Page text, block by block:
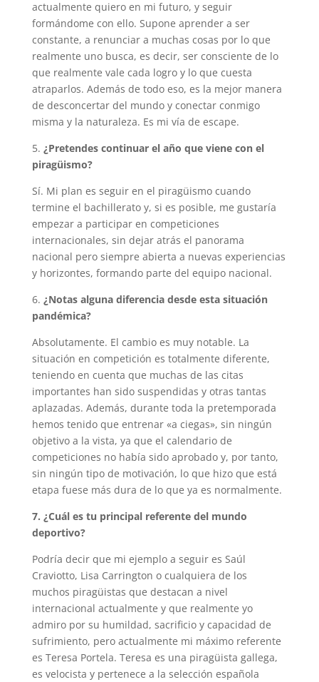
actualmente quiero en mi futuro, y seguir
formándome con ello. Supone aprender a ser
constante, a renunciar a muchas cosas por lo que
realmente uno busca, es decir, ser consciente de lo
que realmente vale cada logro y lo que cuesta
atraparlos. Además de todo eso, es la mejor manera
de desconcertar del mundo y conectar conmigo
misma y la naturaleza. Es mi vía de escape.
5. ¿Pretendes continuar el año que viene con el
piragüismo?
Sí. Mi plan es seguir en el piragüismo cuando
termine el bachillerato y, si es posible, me gustaría
empezar a participar en competiciones
internacionales, sin dejar atrás el panorama
nacional pero siempre abierta a nuevas experiencias
y horizontes, formando parte del equipo nacional.
6. ¿Notas alguna diferencia desde esta situación
pandémica?
Absolutamente. El cambio es muy notable. La
situación en competición es totalmente diferente,
teniendo en cuenta que muchas de las citas
importantes han sido suspendidas y otras tantas
aplazadas. Además, durante toda la pretemporada
hemos tenido que entrenar «a ciegas», sin ningún
objetivo a la vista, ya que el calendario de
competiciones no había sido aprobado y, por tanto,
sin ningún tipo de motivación, lo que hizo que está
etapa fuese más dura de lo que ya es normalmente.
7. ¿Cuál es tu principal referente del mundo
deportivo?
Podría decir que mi ejemplo a seguir es Saúl
Craviotto, Lisa Carrington o cualquiera de los
muchos piragüistas que destacan a nivel
internacional actualmente y que realmente yo
admiro por su humildad, sacrificio y capacidad de
sufrimiento, pero actualmente mi máximo referente
es Teresa Portela. Teresa es una piragüista gallega,
es velocista y pertenece a la selección española